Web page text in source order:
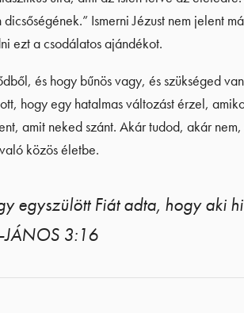
Ismerni Jézust nem jelent
ezt a csodálatos ajándékot.
és hogy bűnös vagy, és szükséged
hogy egy hatalmas változást érzel,
amit neked szánt. Akár tudod, akár
közös életbe.
egyszülött Fiát adta, hogy aki
3:16